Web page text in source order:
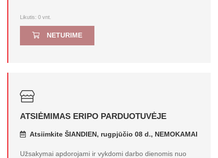
Likutis: 0 vnt.
NETURIME
ATSIĖMIMAS ERIPO PARDUOTUVĖJE
Atsiimkite ŠIANDIEN, rugpjūčio 08 d., NEMOKAMAI
Užsakymai apdorojami ir vykdomi darbo dienomis nuo